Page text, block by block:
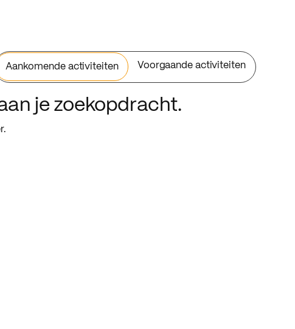
Aankomende activiteiten Voorgaande activiteiten
je zoekopdracht.